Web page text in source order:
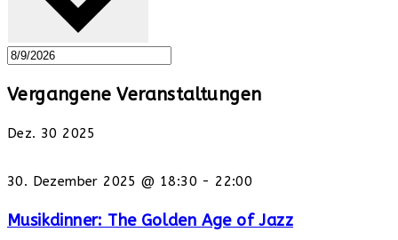
Vergangene Veranstaltungen
Dez. 30 2025
30. Dezember 2025 @ 18:30 - 22:00
Musikdinner: The Golden Age of Jazz